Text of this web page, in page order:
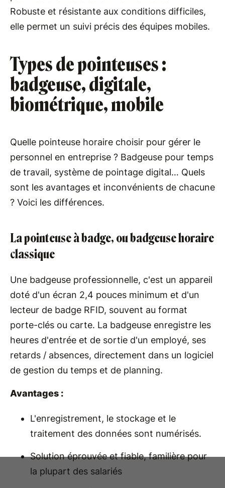
Robuste et résistante aux conditions difficiles,
elle permet un suivi précis des équipes mobiles.
Types de pointeuses :
badgeuse, digitale,
biométrique, mobile
Quelle pointeuse horaire choisir pour gérer le
personnel en entreprise ? Badgeuse pour temps
de travail, système de pointage digital… Quels
sont les avantages et inconvénients de chacune
? Voici les différences.
La pointeuse à badge, ou badgeuse horaire
classique
Une badgeuse professionnelle, c'est un appareil
doté d'un écran 2,4 pouces minimum et d'un
lecteur de badge RFID, souvent au format
porte-clés ou carte. La badgeuse enregistre les
heures d'entrée et de sortie d'un employé, ses
retards / absences, directement dans un logiciel
de gestion du temps et de planning.
Avantages :
L'enregistrement, le stockage et le
traitement des données sont numérisés.
Solution éprouvée et fiable, familière pour
la plupart des salariés